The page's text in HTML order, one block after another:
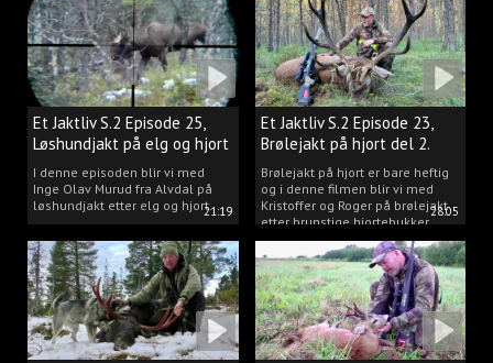
21:19
Et Jaktliv S.2 Episode 25,
Løshundjakt på elg og hjort
i Norge.
I denne episoden blir vi med
Inge Olav Murud fra Alvdal på
løshundjakt etter elg og hjort.
28:05
Et Jaktliv S.2 Episode 23,
Brølejakt på hjort del 2.
Brølejakt på hjort er bare heftig
og i denne filmen blir vi med
Kristoffer og Roger på brølejakt
etter brunstige hjortebukker.